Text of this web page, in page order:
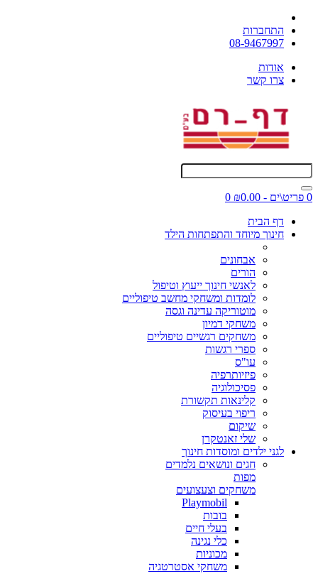
התחברות
08-9467997
אודות
צרו קשר
0 פריט\ים - ₪0.00
0
דף הבית
חינוך מיוחד והתפתחות הילד
אבחונים
הורים
לאנשי חינוך ייעוץ וטיפול
לומדות ומשחקי מחשב טיפוליים
מוטוריקה עדינה וגסה
משחקי דמיון
משחקים רגשיים טיפוליים
ספרי רגשות
עו"ס
פיזיותרפיה
פסיכולוגיה
קלינאות תקשורת
ריפוי בעיסוק
שיקום
שלי זאנטקרן
לגני ילדים ומוסדות חינוך
חגים ונושאים נלמדים
מפות
משחקים וצעצועים
Playmobil
בובות
בעלי חיים
כלי נגינה
מכוניות
משחקי אסטרטגיה